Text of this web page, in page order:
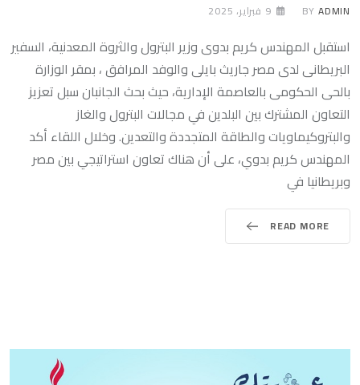
BY ADMIN 9 فبراير، 2025
استقبل المهندس كريم بدوى وزير البترول والثروة المعدنية، السفير
البريطانى لدى مصر جاريث بايلى والوفد المرافق ، بمقر الوزارة
بالحى الحكومى بالعاصمة الإدارية، حيث بحث الجانبان سبل تعزيز
التعاون المشترك بين البلدين في مجالات البترول والغاز
والبتروكيماويات والطاقة المتجددة والتعدين. وخلال اللقاء أكد
المهندس كريم بدوي، على أن هناك تعاون استراتيجي بين مصر
وبريطانيا في
READ MORE